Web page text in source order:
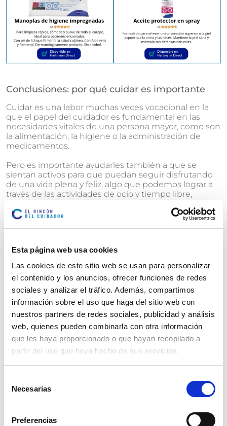
Esta página web usa cookies
Las cookies de este sitio web se usan para personalizar
el contenido y los anuncios, ofrecer funciones de redes
sociales y analizar el tráfico. Además, compartimos
información sobre el uso que haga del sitio web con
nuestros partners de redes sociales, publicidad y análisis
web, quienes pueden combinarla con otra información
que les haya proporcionado o que hayan recopilado a
partir del uso que haya hecho de sus servicios.
Necesarias
Preferencias
Conclusiones: por qué cuidar es importante
Cuidar es una labor muchas veces vocacional en la
que el papel del cuidador es fundamental en las
necesidades vitales de una persona mayor, como son
la alimentación, la higiene o la administración de
medicamentos.
Pero es importante ayudarles también a que se
sientan activos para que puedan seguir disfrutando
de una vida plena y feliz, algo que podemos lograr a
través de las actividades de ocio y tiempo libre,
relaciones sociales; pero, sobre todo, escuchándolos y
haciéndoles partícipes de las decisiones.
Además, no olvidemos que como cuidadores
conseguís que, en una etapa tan vulnerable y solitaria
como es la vejez en muchas ocasiones, las personas
mayores se sientan acompañadas, cuidadas y
queridas.
Y tú, ¿compartes tu casa con una persona mayor?
¿Cómo lo vives? Cuéntanoslo, ya sabes que nos gusta
escucharte y compartir experiencias.